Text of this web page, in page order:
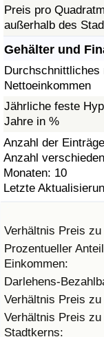
Preis pro
außerhalb des
Gehälter und
Durchschnittliches
Nettoeinkommen
Jährliche feste
Jahre in %
Anzahl der
Anzahl
Monaten: 10
Letzte
Verhältnis Preis
Prozentueller
Einkommen:
Darlehens-
Verhältnis Preis
Verhältnis Preis
Stadtkerns:
Verkehr